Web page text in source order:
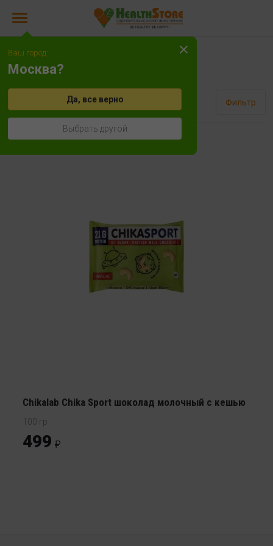
Сортировать Фильтр
Chikalab Chika Sport шоколад молочный с кешью
100 гр
499
Ваш город:
Москва?
Да, все верно
Выбрать другой